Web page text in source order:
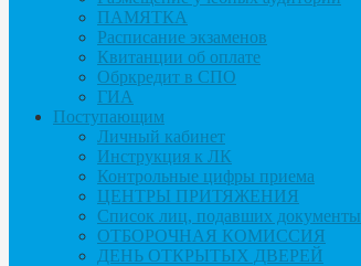
ПАМЯТКА
Расписание экзаменов
Квитанции об оплате
Обркредит в СПО
ГИА
Поступающим
Личный кабинет
Инструкция к ЛК
Контрольные цифры приема
ЦЕНТРЫ ПРИТЯЖЕНИЯ
Список лиц, подавших документы
ОТБОРОЧНАЯ КОМИССИЯ
ДЕНЬ ОТКРЫТЫХ ДВЕРЕЙ